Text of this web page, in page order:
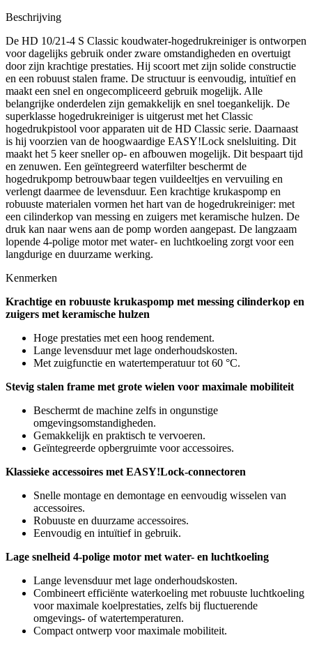
Beschrijving
De HD 10/21-4 S Classic koudwater-hogedrukreiniger is ontworpen
voor dagelijks gebruik onder zware omstandigheden en overtuigt
door zijn krachtige prestaties. Hij scoort met zijn solide constructie
en een robuust stalen frame. De structuur is eenvoudig, intuïtief en
maakt een snel en ongecompliceerd gebruik mogelijk. Alle
belangrijke onderdelen zijn gemakkelijk en snel toegankelijk. De
superklasse hogedrukreiniger is uitgerust met het Classic
hogedrukpistool voor apparaten uit de HD Classic serie. Daarnaast
is hij voorzien van de hoogwaardige EASY!Lock snelsluiting. Dit
maakt het 5 keer sneller op- en afbouwen mogelijk. Dit bespaart tijd
en zenuwen. Een geïntegreerd waterfilter beschermt de
hogedrukpomp betrouwbaar tegen vuildeeltjes en vervuiling en
verlengt daarmee de levensduur. Een krachtige krukaspomp en
robuuste materialen vormen het hart van de hogedrukreiniger: met
een cilinderkop van messing en zuigers met keramische hulzen. De
druk kan naar wens aan de pomp worden aangepast. De langzaam
lopende 4-polige motor met water- en luchtkoeling zorgt voor een
langdurige en duurzame werking.
Kenmerken
Krachtige en robuuste krukaspomp met messing cilinderkop en
zuigers met keramische hulzen
Hoge prestaties met een hoog rendement.
Lange levensduur met lage onderhoudskosten.
Met zuigfunctie en watertemperatuur tot 60 °C.
Stevig stalen frame met grote wielen voor maximale mobiliteit
Beschermt de machine zelfs in ongunstige
omgevingsomstandigheden.
Gemakkelijk en praktisch te vervoeren.
Geïntegreerde opbergruimte voor accessoires.
Klassieke accessoires met EASY!Lock-connectoren
Snelle montage en demontage en eenvoudig wisselen van
accessoires.
Robuuste en duurzame accessoires.
Eenvoudig en intuïtief in gebruik.
Lage snelheid 4-polige motor met water- en luchtkoeling
Lange levensduur met lage onderhoudskosten.
Combineert efficiënte waterkoeling met robuuste luchtkoeling
voor maximale koelprestaties, zelfs bij fluctuerende
omgevings- of watertemperaturen.
Compact ontwerp voor maximale mobiliteit.